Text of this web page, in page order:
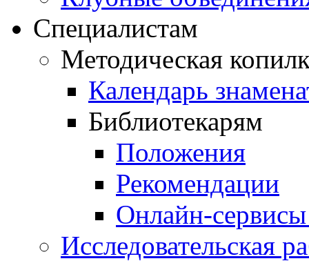
Специалистам
Методическая
Календарь
Библиотекарям
Положения
Рекомендации
Онлайн-сервисы
Исследовательская